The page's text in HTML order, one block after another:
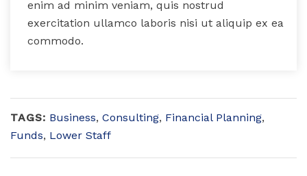
enim ad minim veniam, quis nostrud
exercitation ullamco laboris nisi ut aliquip ex ea
commodo.
TAGS: Business, Consulting, Financial Planning,
Funds, Lower Staff